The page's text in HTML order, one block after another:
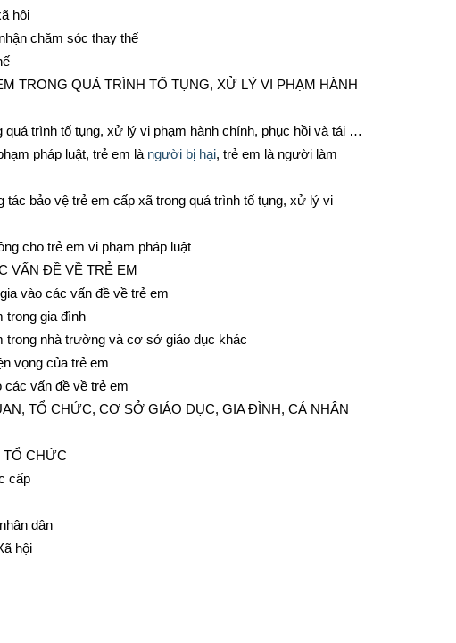
hội
chăm sóc thay thế
TRONG QUÁ TRÌNH TỐ TỤNG, XỬ LÝ VI PHẠM HÀNH
trình tố tụng, xử lý vi phạm hành chính, phục hồi và tái …
pháp luật, trẻ em là người bị hại, trẻ em là người làm
bảo vệ trẻ em cấp xã trong quá trình tố tụng, xử lý vi
cho trẻ em vi phạm pháp luật
VẤN ĐỀ VỀ TRẺ EM
vào các vấn đề về trẻ em
trong gia đình
trong nhà trường và cơ sở giáo dục khác
vọng của trẻ em
các vấn đề về trẻ em
TỔ CHỨC, CƠ SỞ GIÁO DỤC, GIA ĐÌNH, CÁ NHÂN
TỔ CHỨC
cấp
dân
hội